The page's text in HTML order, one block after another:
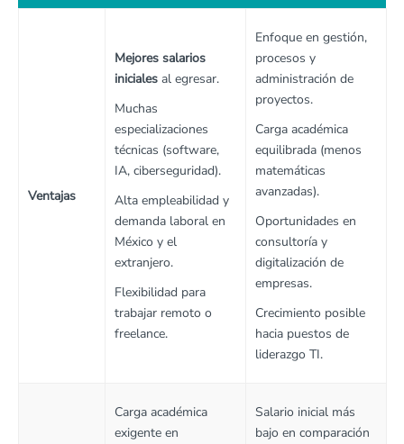
Ventajas
Mejores salarios
iniciales al egresar.
Muchas
especializaciones
técnicas (software,
IA, ciberseguridad).
Alta empleabilidad y
demanda laboral en
México y el
extranjero.
Flexibilidad para
trabajar remoto o
freelance.
Enfoque en gestión,
procesos y
administración de
proyectos.
Carga académica
equilibrada (menos
matemáticas
avanzadas).
Oportunidades en
consultoría y
digitalización de
empresas.
Crecimiento posible
hacia puestos de
liderazgo TI.
Carga académica
exigente en
Salario inicial más
bajo en comparación